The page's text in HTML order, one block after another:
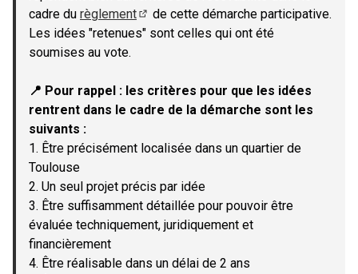
cadre du règlement
(Lien externe)
de cette démarche participative.
Les idées "retenues" sont celles qui ont été
soumises au vote.
📍 Pour rappel : les critères pour que les idées
rentrent dans le cadre de la démarche sont les
suivants :
1. Être précisément localisée dans un quartier de
Toulouse
2. Un seul projet précis par idée
3. Être suffisamment détaillée pour pouvoir être
évaluée techniquement, juridiquement et
financièrement
4. Être réalisable dans un délai de 2 ans